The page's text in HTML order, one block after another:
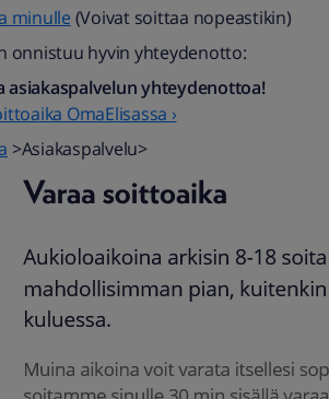
minulle (Voivat soittaa nopeastikin)
onnistuu hyvin yhteydenotto:
asiakaspalvelun yhteydenottoa!
OmaElisassa ›
>Asiakaspalvelu>